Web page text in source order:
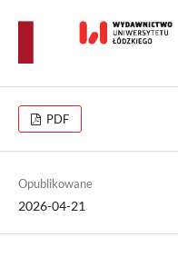
PDF
Opublikowane
2026-04-21